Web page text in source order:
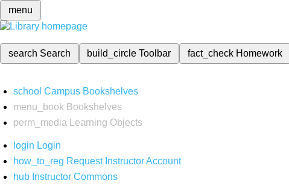
menu
search Search build_circleToolbar fact_check Homework
school Campus Bookshelves
menu_book Bookshelves
perm_media
Learning Objects
login Login
how_to_reg Request Instructor Account
hub Instructor Commons